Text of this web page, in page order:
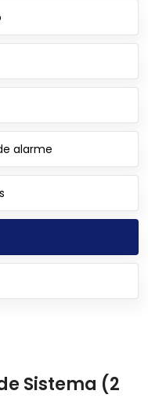
alarme
Sistema (2